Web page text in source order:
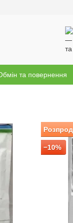
та повернення
−10%